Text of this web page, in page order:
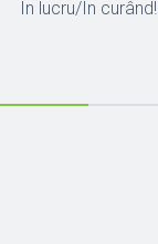
În lucru/În curând!